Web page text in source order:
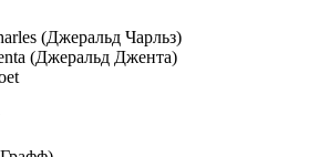
(Джеральд Чарльз)
(Джеральд Джента)